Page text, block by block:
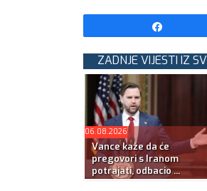
ZADNJE VIJESTI IZ
06.08.2026
Vance kaže da će
pregovori s Iranom
potrajati, odbacio ...